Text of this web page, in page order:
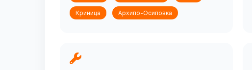
Криница Архипо-Осиповка